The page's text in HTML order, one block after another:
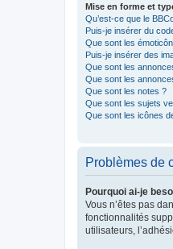
Mise en forme et
Qu’est-ce que le
Puis-je insérer du
Que sont les
Puis-je insérer des
Que sont les
Que sont les
Que sont les notes ?
Que sont les sujets
Que sont les icônes
Problèmes de
Pourquoi ai-je
Vous n’êtes pas
fonctionnalités
utilisateurs,